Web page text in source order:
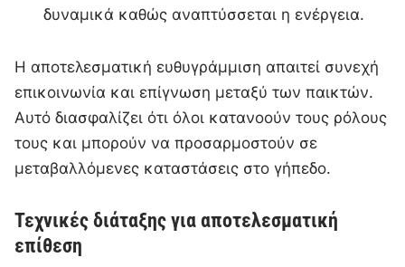
δυναμικά καθώς αναπτύσσεται η ενέργεια.
Η αποτελεσματική ευθυγράμμιση απαιτεί συνεχή
επικοινωνία και επίγνωση μεταξύ των παικτών.
Αυτό διασφαλίζει ότι όλοι κατανοούν τους ρόλους
τους και μπορούν να προσαρμοστούν σε
μεταβαλλόμενες καταστάσεις στο γήπεδο.
Τεχνικές διάταξης για αποτελεσματική
επίθεση